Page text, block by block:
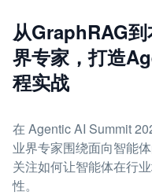
从GraphRAG
界专家，打造
程实战
在 Agentic AI Summit
业界专家围绕面向智能
关注如何让智能体在行
性。